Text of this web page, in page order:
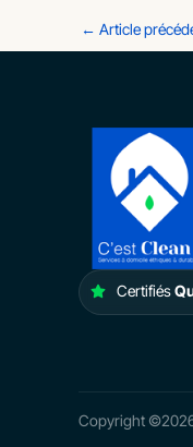
← Article
Certifiés
Copyright ©